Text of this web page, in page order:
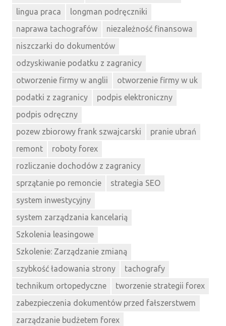
lingua praca
longman podręczniki
naprawa tachografów
niezależność finansowa
niszczarki do dokumentów
odzyskiwanie podatku z zagranicy
otworzenie firmy w anglii
otworzenie firmy w uk
podatki z zagranicy
podpis elektroniczny
podpis odręczny
pozew zbiorowy frank szwajcarski
pranie ubrań
remont
roboty forex
rozliczanie dochodów z zagranicy
sprzątanie po remoncie
strategia SEO
system inwestycyjny
system zarządzania kancelarią
Szkolenia leasingowe
Szkolenie: Zarządzanie zmianą
szybkość ładowania strony
tachografy
technikum ortopedyczne
tworzenie strategii forex
zabezpieczenia dokumentów przed fałszerstwem
zarządzanie budżetem forex